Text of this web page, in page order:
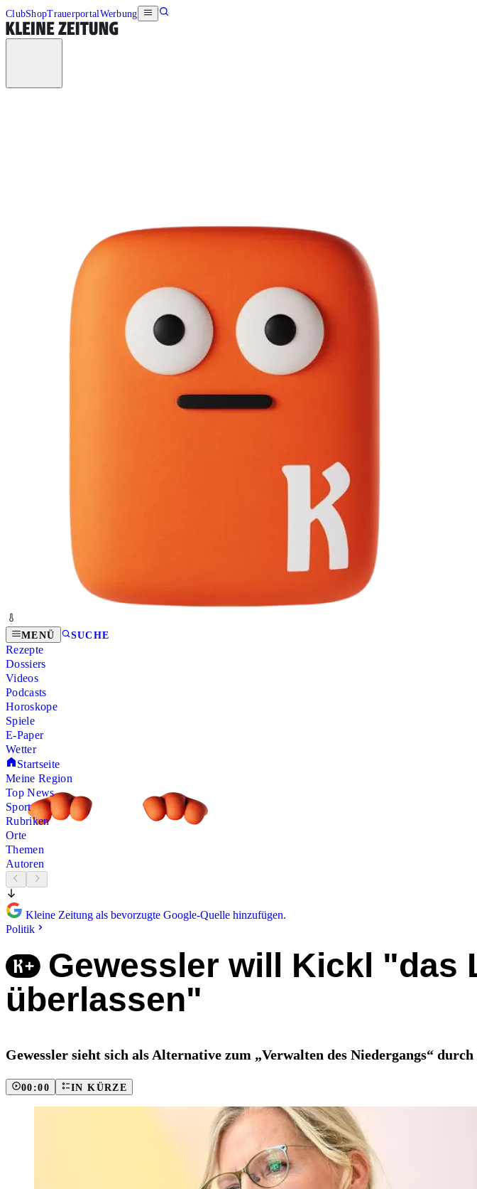
ClubShopTrauerportalWerbung
MENÜ SUCHE
Rezepte
Dossiers
Videos
Podcasts
Horoskope
Spiele
E-Paper
Wetter
Startseite
Meine Region
Top News
Sport
Rubriken
Orte
Themen
Autoren
Kleine Zeitung als bevorzugte Google-Quelle hinzufügen.
Politik
Gewessler will Kickl "das
überlassen"
Gewessler sieht sich als Alternative zum „Verwalten des Niedergangs“ durch
00:00 IN KÜRZE